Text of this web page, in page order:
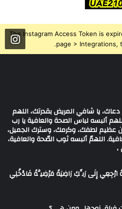
The Instagram Access Token is
page > Integrations,
دعاك، يا شافي المريض بقدرتك، اللهم
ألبسه لباس الصحة والعافية يا رب
عظيم لطفك، وكرمك، وسترك الجميل،
اللهمّ ألبسه ثوب الصّحة والعافية،
ارْجِعِي إِلَى رَبِّكِ رَاضِيَةً مَرْضِيَّةً فَادْخُلِي